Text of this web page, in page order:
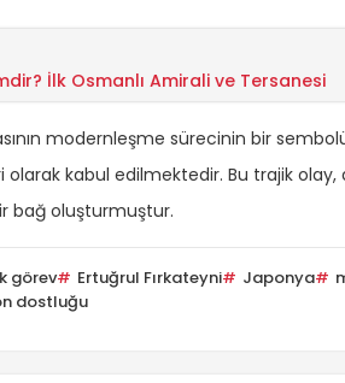
İlk Osmanlı Amirali ve Tersanesi
modernleşme sürecinin bir
kabul edilmektedir. Bu trajik
bağ oluşturmuştur.
görev Ertuğrul Fırkateyni Japonya
dostluğu